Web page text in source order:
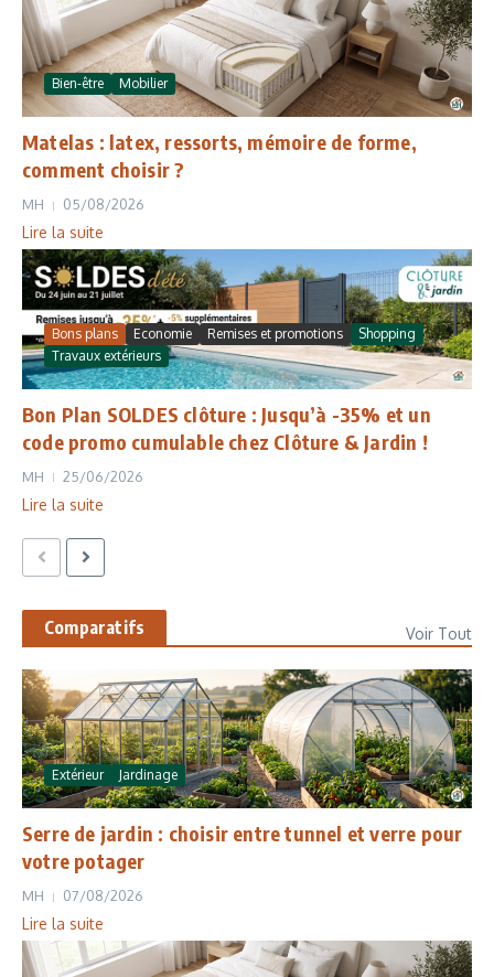
Bien-être Mobilier
Matelas : latex, ressorts, mémoire de forme,
comment choisir ?
MH 05/08/2026
Lire la suite
Bons plans Economie Remises et promotions
Shopping
Travaux extérieurs
Bon Plan SOLDES clôture : Jusqu’à -35% et un
code promo cumulable chez Clôture & Jardin !
MH 25/06/2026
Lire la suite
Comparatifs Voir Tout
Extérieur Jardinage
Serre de jardin : choisir entre tunnel et verre pour
votre potager
MH 07/08/2026
Lire la suite